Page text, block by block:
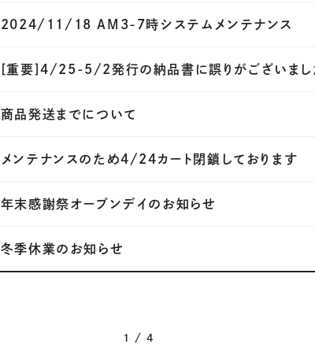
2024/11/18 AM3-7時システムメンテナンス
[重要]4/25-5/2発行の納品書に誤りがございまし
商品発送までについて
メンテナンスのため4/24カート閉鎖しております
年末感謝祭オープンデイのお知らせ
冬季休業のお知らせ
1 / 4